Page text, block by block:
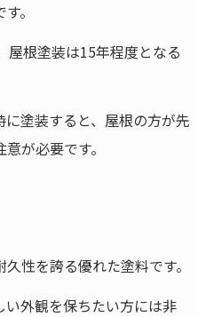
。
屋根塗装は15年程度となる
塗装すると、屋根の方が先
が必要です。
性を誇る優れた塗料です。
外観を保ちたい方には非